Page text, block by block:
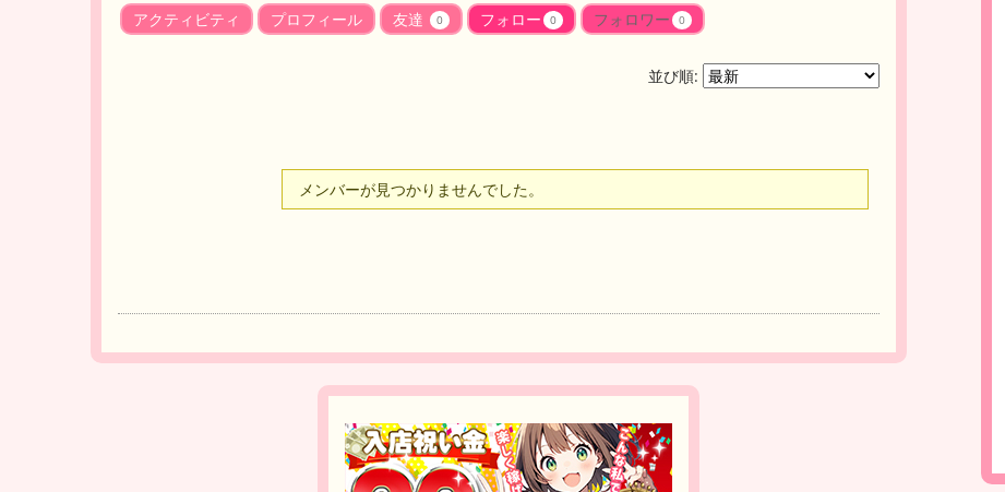
アクティビティ プロフィール 友達 0 フォロー 0 フォロワー 0
並び順:
メンバーが見つかりませんでした。